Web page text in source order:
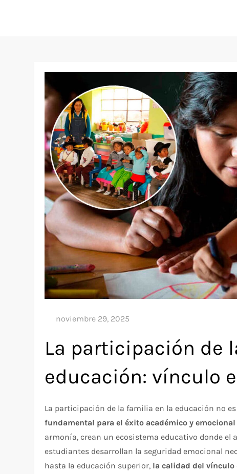
La participación de
educación: vínculo
La participación de la familia en la educación no
fundamental para el éxito académico y
armonía, crean un ecosistema educativo donde
estudiantes desarrollan la seguridad emocional
hasta la educación superior, la calidad del vínculo